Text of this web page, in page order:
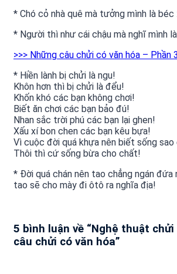
* Chó cỏ nhà quê mà tưởng mình là béc
* Người thì như cái chậu mà nghĩ mình là
>>> Những câu chửi có văn hóa – Phần 3
* Hiền lành bị chửi là ngu!
Khôn hơn thì bị chửi là đểu!
Khốn khó các bạn không chơi!
Biết ăn chơi các bạn bảo đú!
Nhan sắc trời phú các bạn lại ghen!
Xấu xí bon chen các bạn kêu bựa!
Vì cuộc đời quá khựa nên biết sống sao
Thôi thì cứ sống bừa cho chất!
* Đời quá chán nên tao chẳng ngán đứa
tao sẽ cho mày đi ôtô ra nghĩa địa!
5 bình luận về “Nghệ thuật chửi
câu chửi có văn hóa”